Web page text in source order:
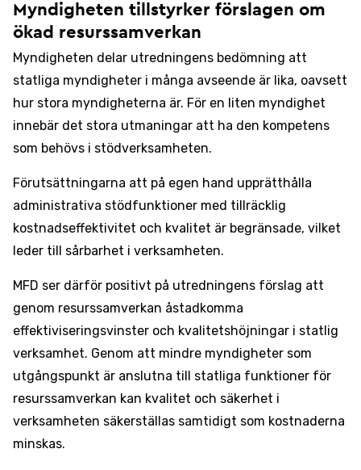
Myndigheten tillstyrker förslagen om
ökad resurssamverkan
Myndigheten delar utredningens bedömning att
statliga myndigheter i många avseende är lika, oavsett
hur stora myndigheterna är. För en liten myndighet
innebär det stora utmaningar att ha den kompetens
som behövs i stödverksamheten.
Förutsättningarna att på egen hand upprätthålla
administrativa stödfunktioner med tillräcklig
kostnadseffektivitet och kvalitet är begränsade, vilket
leder till sårbarhet i verksamheten.
MFD ser därför positivt på utredningens förslag att
genom resurssamverkan åstadkomma
effektiviseringsvinster och kvalitetshöjningar i statlig
verksamhet. Genom att mindre myndigheter som
utgångspunkt är anslutna till statliga funktioner för
resurssamverkan kan kvalitet och säkerhet i
verksamheten säkerställas samtidigt som kostnaderna
minskas.